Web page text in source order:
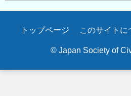
Secondary
トップページ このサイトに
© Japan Society of